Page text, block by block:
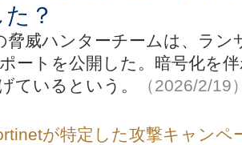
？
脅威ハンターチームは、ラン
ートを公開した。暗号化を
ているという。
（2026/2/19
が特定した攻撃キャンペ